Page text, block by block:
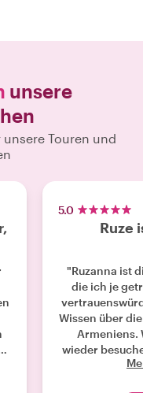
unsere
Touren und
5.0
Ruze
"Ruzanna ist
die ich je
Wissen über
Armeniens.
wieder